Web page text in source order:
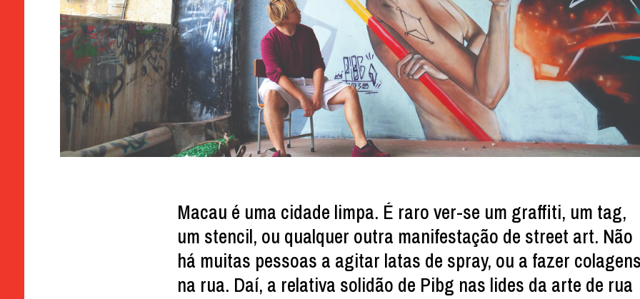
Macau é uma cidade limpa. É raro ver-se um graffiti, um tag,
um stencil, ou qualquer outra manifestação de street art. Não
há muitas pessoas a agitar latas de spray, ou a fazer
na rua. Daí, a relativa solidão de Pibg nas lides da arte de rua